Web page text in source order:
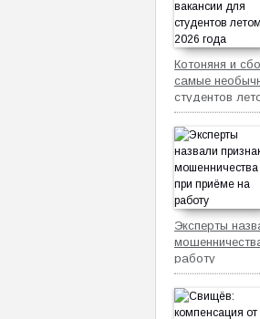
Котоняня и
самые
студентов
Эксперты
работу